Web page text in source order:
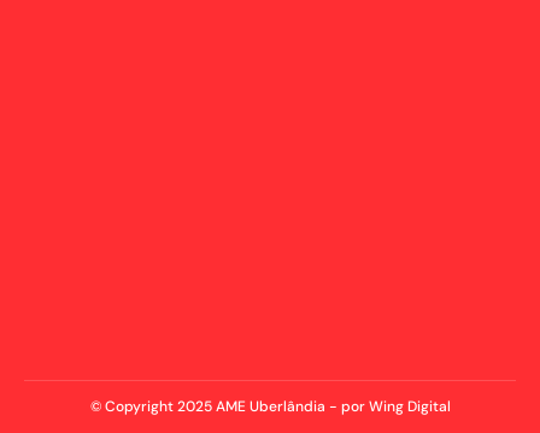
© Copyright 2025 AME Uberlândia - por Wing Digital